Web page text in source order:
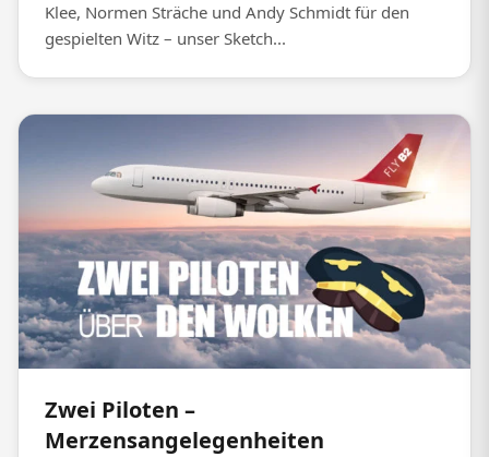
Klee, Normen Sträche und Andy Schmidt für den
gespielten Witz – unser Sketch...
Zwei Piloten –
Merzensangelegenheiten